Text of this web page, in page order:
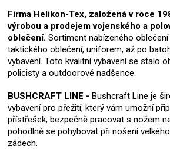
Firma Helikon-Tex, založená v roce
výrobou a prodejem vojenského a
oblečení. Sortiment nabízeného oblečení
taktického oblečení, uniforem, až po
vybavení. Toto kvalitní vybavení se stalo
policisty a outdoorové nadšence.
BUSHCRAFT LINE - Bushcraft Line je
vybavení pro přežití, který vám umožní
přístřešek, bezpečně pracovat s nožem
pohodlně se pohybovat při nošení
zádech.